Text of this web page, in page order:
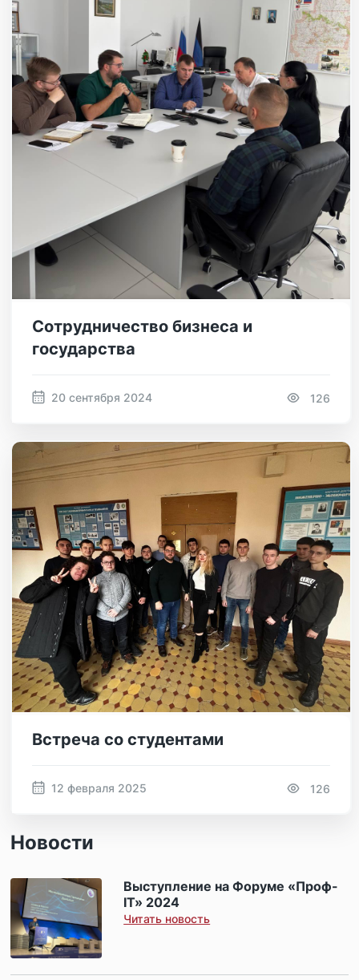
Сотрудничество бизнеса и
государства
20 сентября 2024 126
Встреча со студентами
12 февраля 2025 126
Новости
Выступление на Форуме «Проф-
IT» 2024
Читать новость